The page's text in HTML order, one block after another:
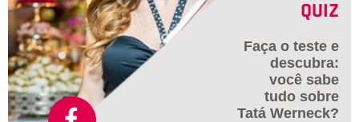
QUIZ
Faça o teste e
descubra:
você sabe
tudo sobre
Tatá Werneck?